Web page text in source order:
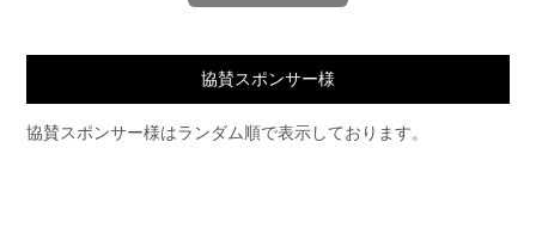
協賛スポンサー様
協賛スポンサー様はランダム順で表示しております。